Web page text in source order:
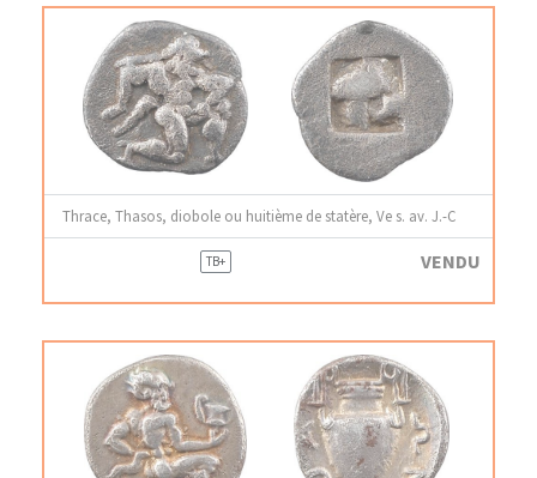
Thrace, Thasos, diobole ou huitième de statère, Ve s. av. J.-C
TB+ VENDU